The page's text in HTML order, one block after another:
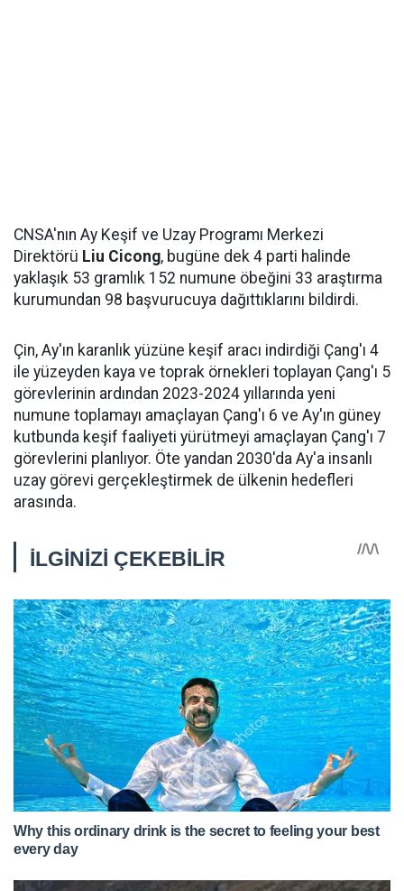
CNSA'nın Ay Keşif ve Uzay Programı Merkezi
Direktörü Liu Cicong, bugüne dek 4 parti halinde
yaklaşık 53 gramlık 152 numune öbeğini 33 araştırma
kurumundan 98 başvurucuya dağıttıklarını bildirdi.
Çin, Ay'ın karanlık yüzüne keşif aracı indirdiği Çang'ı 4
ile yüzeyden kaya ve toprak örnekleri toplayan Çang'ı 5
görevlerinin ardından 2023-2024 yıllarında yeni
numune toplamayı amaçlayan Çang'ı 6 ve Ay'ın güney
kutbunda keşif faaliyeti yürütmeyi amaçlayan Çang'ı 7
görevlerini planlıyor. Öte yandan 2030'da Ay'a insanlı
uzay görevi gerçekleştirmek de ülkenin hedefleri
arasında.